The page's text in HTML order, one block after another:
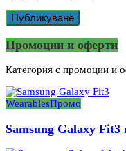
Промоции и оферти
Категория с промоции и
WearablesПромо
Samsung Galaxy Fit3